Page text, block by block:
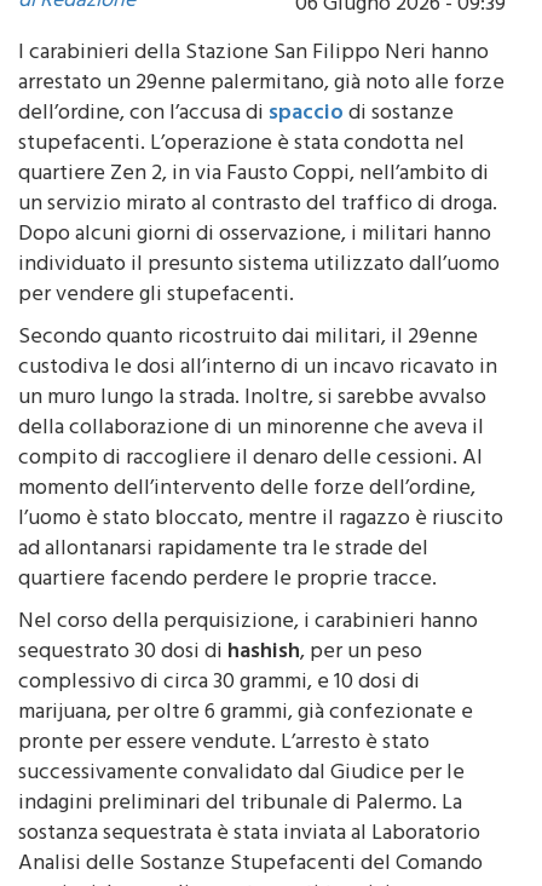
I carabinieri della Stazione San Filippo Neri hanno
arrestato un 29enne palermitano, già noto alle forze
dell’ordine, con l’accusa dispacciodi sostanze
stupefacenti. L’operazione è stata condotta nel
quartiere Zen 2, in via Fausto Coppi, nell’ambito di
un servizio mirato al contrasto del traffico di droga.
Dopo alcuni giorni di osservazione, i militari hanno
individuato il presunto sistema utilizzato dall’uomo
per vendere gli stupefacenti.
Secondo quanto ricostruito dai militari, il 29enne
custodiva le dosi all’interno di un incavo ricavato in
un muro lungo la strada. Inoltre, si sarebbe avvalso
della collaborazione di un minorenne che aveva il
compito di raccogliere il denaro delle cessioni. Al
momento dell’intervento delle forze dell’ordine,
l’uomo è stato bloccato, mentre il ragazzo è riuscito
ad allontanarsi rapidamente tra le strade del
quartiere facendo perdere le proprie tracce.
Nel corso della perquisizione, i carabinieri hanno
sequestrato 30 dosi dihashish, per un peso
complessivo di circa 30 grammi, e 10 dosi di
marijuana, per oltre 6 grammi, già confezionate e
pronte per essere vendute. L’arresto è stato
successivamente convalidato dal Giudice per le
indagini preliminari del tribunale di Palermo. La
sostanza sequestrata è stata inviata al Laboratorio
Analisi delle Sostanze Stupefacenti del Comando
provinciale per gli accertamenti tecnici.